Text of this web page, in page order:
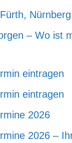
– Wo ist
eintragen
eintragen
2026
2026 –